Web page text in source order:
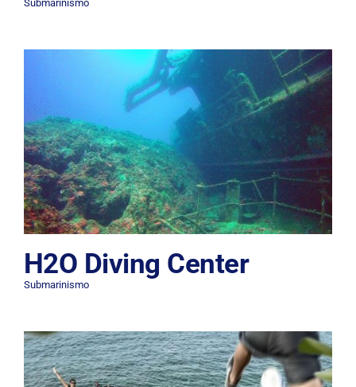
Submarinismo
H2O Diving Center
Submarinismo